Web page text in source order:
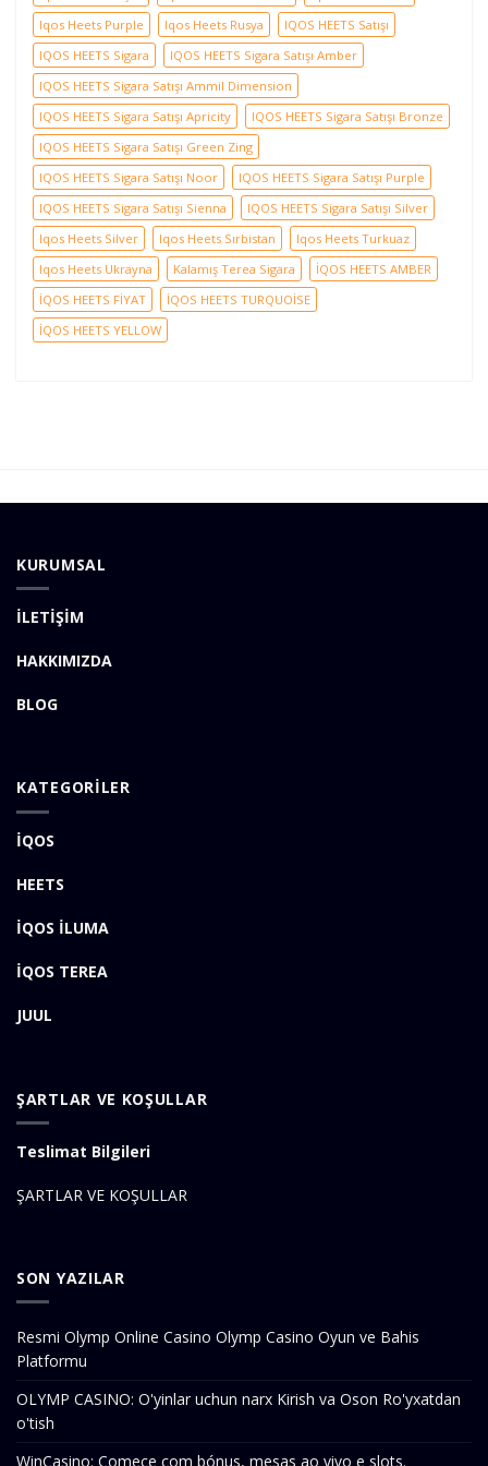
Iqos Heets Purple
Iqos Heets Rusya
IQOS HEETS Satışı
IQOS HEETS Sigara
IQOS HEETS Sigara Satışı Amber
IQOS HEETS Sigara Satışı Ammil Dimension
IQOS HEETS Sigara Satışı Apricity
IQOS HEETS Sigara Satışı Bronze
IQOS HEETS Sigara Satışı Green Zing
IQOS HEETS Sigara Satışı Noor
IQOS HEETS Sigara Satışı Purple
IQOS HEETS Sigara Satışı Sienna
IQOS HEETS Sigara Satışı Silver
Iqos Heets Silver
Iqos Heets Sırbistan
Iqos Heets Turkuaz
Iqos Heets Ukrayna
Kalamış Terea Sigara
İQOS HEETS AMBER
İQOS HEETS FİYAT
İQOS HEETS TURQUOİSE
İQOS HEETS YELLOW
KURUMSAL
İLETİŞİM
HAKKIMIZDA
BLOG
KATEGORİLER
İQOS
HEETS
İQOS İLUMA
İQOS TEREA
JUUL
ŞARTLAR VE KOŞULLAR
Teslimat Bilgileri
ŞARTLAR VE KOŞULLAR
SON YAZILAR
Resmi Olymp Online Casino Olymp Casino Oyun ve Bahis
Platformu
OLYMP CASINO: O'yinlar uchun narx Kirish va Oson Ro'yxatdan
o'tish
WinCasino: Comece com bónus, mesas ao vivo e slots.